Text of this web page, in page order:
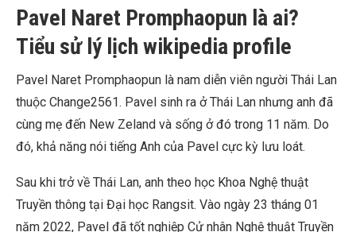
Pavel Naret Promphaopun là ai?
Tiểu sử lý lịch wikipedia profile
Pavel Naret Promphaopun là nam diễn viên người Thái Lan
thuộc Change2561. Pavel sinh ra ở Thái Lan nhưng anh đã
cùng mẹ đến New Zeland và sống ở đó trong 11 năm. Do
đó, khả năng nói tiếng Anh của Pavel cực kỳ lưu loát.
Sau khi trở về Thái Lan, anh theo học Khoa Nghệ thuật
Truyền thông tại Đại học Rangsit. Vào ngày 23 tháng 01
năm 2022, Pavel đã tốt nghiệp Cử nhân Nghệ thuật Truyền